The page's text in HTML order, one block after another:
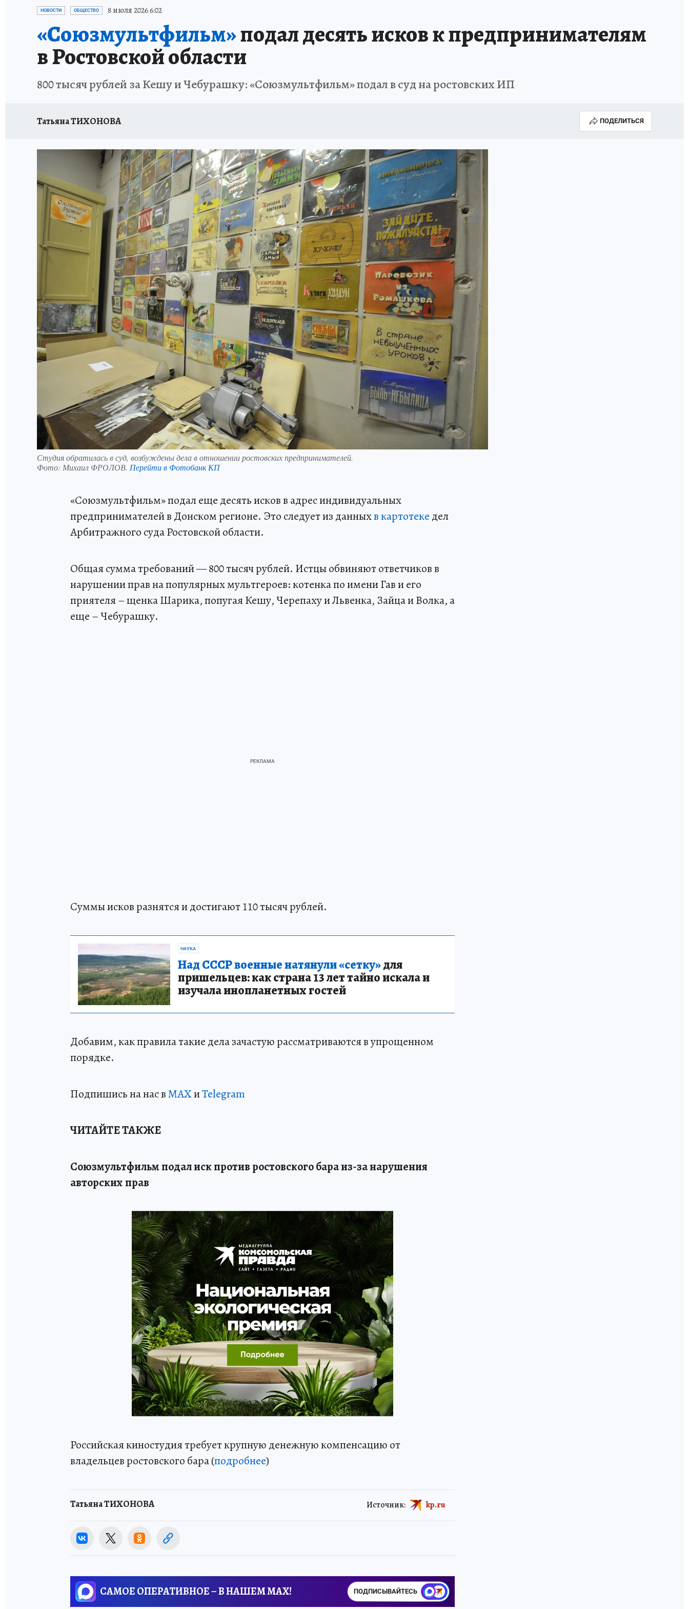
ЗАПОВЕДНАЯ РОССИЯ
НОВОСТИ ОБЩЕСТВО 8 июля 2026 6:02
«Союзмультфильм»подал десять исков к предпринимателям
в Ростовской области
800 тысяч рублей за Кешу и Чебурашку: «Союзмультфильм» подал в суд на ростовских ИП
Татьяна ТИХОНОВА ПОДЕЛИТЬСЯ
Студия обратилась в суд, возбуждены дела в отношении ростовских предпринимателей.
Фото: Михаил ФРОЛОВ. Перейти в Фотобанк КП
«Союзмультфильм» подал еще десять исков в адрес индивидуальных
предпринимателей в Донском регионе. Это следует из данныхв картотеке дел
Арбитражного суда Ростовской области.
Общая сумма требований — 800 тысяч рублей. Истцы обвиняют ответчиков в
нарушении прав на популярных мультгероев: котенка по имени Гав и его
приятеля – щенка Шарика, попугая Кешу, Черепаху и Львенка, Зайца и Волка, а
еще – Чебурашку.
Суммы исков разнятся и достигают 110 тысяч рублей.
НАУКА
Над СССР военные натянули «сетку»для
пришельцев: как страна 13 лет тайно искала и
изучала инопланетных гостей
Добавим, как правила такие дела зачастую рассматриваются в упрощенном
порядке.
Подпишись на нас вMAXиTelegram
ЧИТАЙТЕ ТАКЖЕ
Союзмультфильм подал иск против ростовского бара из-за нарушения
авторских прав
Российская киностудия требует крупную денежную компенсацию от
владельцев ростовского бара (подробнее)
Татьяна ТИХОНОВА Источник: kp.ru
САМОЕ ОПЕРАТИВНОЕ – В НАШЕМ MAX! ПОДПИСЫВАЙТЕСЬ